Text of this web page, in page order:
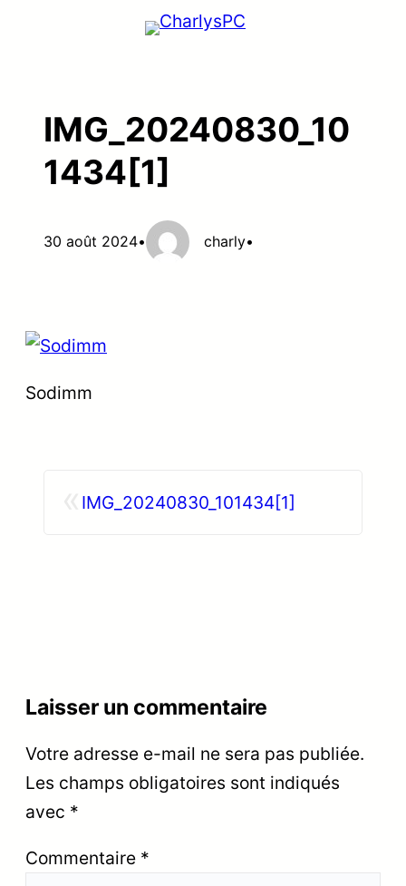
IMG_20240830_10
1434[1]
30 août 2024• charly•
Sodimm
IMG_20240830_101434[1]
Laisser un commentaire
Votre adresse e-mail ne sera pas publiée.
Les champs obligatoires sont indiqués
avec *
Commentaire *